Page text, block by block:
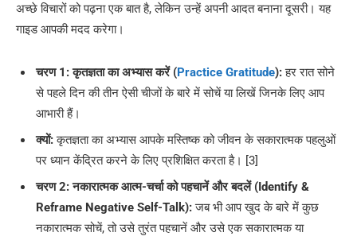
अच्छे विचारों को पढ़ना एक बात है, लेकिन उन्हें अपनी आदत बनाना दूसरी। यह
गाइड आपकी मदद करेगा।
चरण 1: कृतज्ञता का अभ्यास करें (Practice Gratitude):हर रात सोने
से पहले दिन की तीन ऐसी चीजों के बारे में सोचें या लिखें जिनके लिए आप
आभारी हैं।
क्यों:कृतज्ञता का अभ्यास आपके मस्तिष्क को जीवन के सकारात्मक पहलुओं
पर ध्यान केंद्रित करने के लिए प्रशिक्षित करता है। [3]
चरण 2: नकारात्मक आत्म-चर्चा को पहचानें और बदलें (Identify &
Reframe Negative Self-Talk):जब भी आप खुद के बारे में कुछ
नकारात्मक सोचें, तो उसे तुरंत पहचानें और उसे एक सकारात्मक या